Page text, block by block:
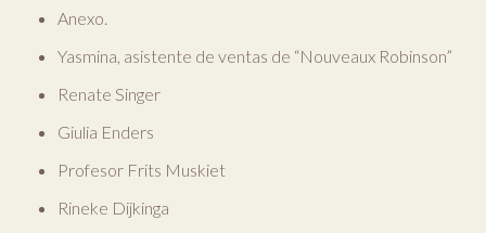
Anexo.
Yasmina, asistente de ventas de “Nouveaux Robinson”
Renate Singer
Giulia Enders
Profesor Frits Muskiet
Rineke Dijkinga